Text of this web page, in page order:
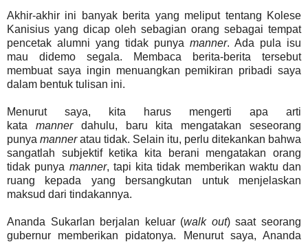
Akhir-akhir ini banyak berita yang meliput tentang Kolese
Kanisius yang dicap oleh sebagian orang sebagai tempat
pencetak alumni yang tidak punya manner. Ada pula isu
mau didemo segala. Membaca berita-berita tersebut
membuat saya ingin menuangkan pemikiran pribadi saya
dalam bentuk tulisan ini.
Menurut saya, kita harus mengerti apa arti
kata manner dahulu, baru kita mengatakan seseorang
punya manneratau tidak. Selain itu, perlu ditekankan bahwa
sangatlah subjektif ketika kita berani mengatakan orang
tidak punya manner, tapi kita tidak memberikan waktu dan
ruang kepada yang bersangkutan untuk menjelaskan
maksud dari tindakannya.
Ananda Sukarlan berjalan keluar (walk out) saat seorang
gubernur memberikan pidatonya. Menurut saya, Ananda